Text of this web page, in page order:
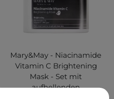
Mary&May - Niacinamide
Vitamin C Brightening
Mask - Set mit
aufhellenden